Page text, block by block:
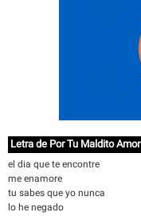
Letra de Por Tu Maldito Amor
el dia que te encontre
me enamore
tu sabes que yo nunca
lo he negado